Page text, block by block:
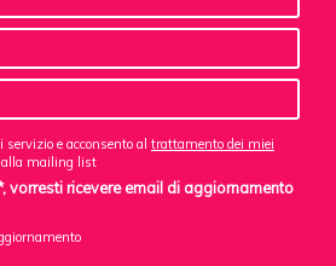
e acconsento al trattamento dei miei
alla mailing list
vorresti ricevere email di aggiornamento